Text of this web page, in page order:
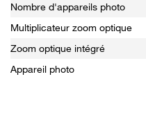
Nombre d'appareils photo
Multiplicateur zoom optique
Zoom optique intégré
Appareil photo